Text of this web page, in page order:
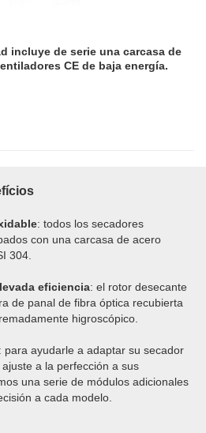
incluye de serie una carcasa de
CE de baja energía.
: todos los secadores
con una carcasa de acero
304.
eficiencia: el rotor desecante
de panal de fibra óptica recubierta
higroscópico.
: para ayudarle a adaptar su secador
a la perfección a sus
una serie de módulos adicionales
a cada modelo.